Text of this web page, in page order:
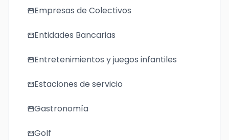
storefrontEmpresas de Colectivos
storefrontEntidades Bancarias
storefrontEntretenimientos y juegos infantiles
storefrontEstaciones de servicio
storefrontGastronomía
storefrontGolf